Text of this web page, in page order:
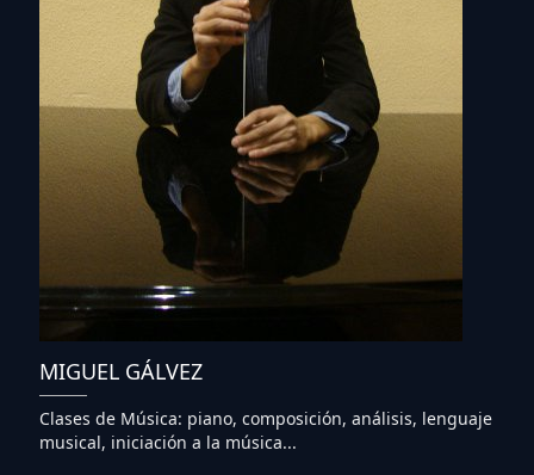
MIGUEL GÁLVEZ
Clases de Música: piano, composición, análisis, lenguaje
musical, iniciación a la música...